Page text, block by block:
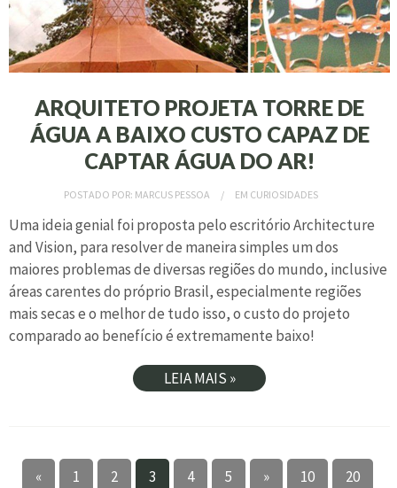
ARQUITETO PROJETA TORRE DE
ÁGUA A BAIXO CUSTO CAPAZ DE
CAPTAR ÁGUA DO AR!
POSTADO POR: MARCUS PESSOA EM CURIOSIDADES
Uma ideia genial foi proposta pelo escritório Architecture
and Vision, para resolver de maneira simples um dos
maiores problemas de diversas regiões do mundo, inclusive
áreas carentes do próprio Brasil, especialmente regiões
mais secas e o melhor de tudo isso, o custo do projeto
comparado ao benefício é extremamente baixo!
LEIA MAIS »
« 1 2 3 4 5 » 10 20